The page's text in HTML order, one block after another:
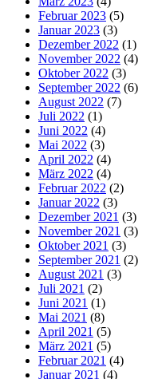
Februar 2023 (5)
Januar 2023 (3)
Dezember 2022 (1)
November 2022 (4)
Oktober 2022 (3)
September 2022 (6)
August 2022 (7)
Juli 2022 (1)
Juni 2022 (4)
Mai 2022 (3)
April 2022 (4)
März 2022 (4)
Februar 2022 (2)
Januar 2022 (3)
Dezember 2021 (3)
November 2021 (3)
Oktober 2021 (3)
September 2021 (2)
August 2021 (3)
Juli 2021 (2)
Juni 2021 (1)
Mai 2021 (8)
April 2021 (5)
März 2021 (5)
Februar 2021 (4)
Januar 2021 (4)